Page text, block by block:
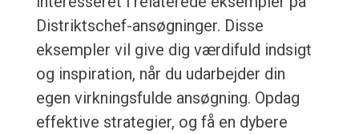
Distriktschef-ansøgninger. Disse
eksempler vil give dig værdifuld indsigt
og inspiration, når du udarbejder din
egen virkningsfulde ansøgning. Opdag
effektive strategier, og få en dybere